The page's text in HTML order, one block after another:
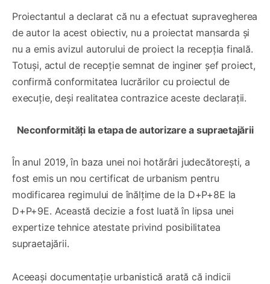
Proiectantul a declarat că nu a efectuat supravegherea
de autor la acest obiectiv, nu a proiectat mansarda și
nu a emis avizul autorului de proiect la recepția finală.
Totuși, actul de recepție semnat de inginer șef proiect,
confirmă conformitatea lucrărilor cu proiectul de
execuție, deși realitatea contrazice aceste declarații.
Neconformități la etapa de autorizare a supraetajării
În anul 2019, în baza unei noi hotărâri judecătorești, a
fost emis un nou certificat de urbanism pentru
modificarea regimului de înălțime de la D+P+8E la
D+P+9E. Această decizie a fost luată în lipsa unei
expertize tehnice atestate privind posibilitatea
supraetajării.
Aceeași documentație urbanistică arată că indicii